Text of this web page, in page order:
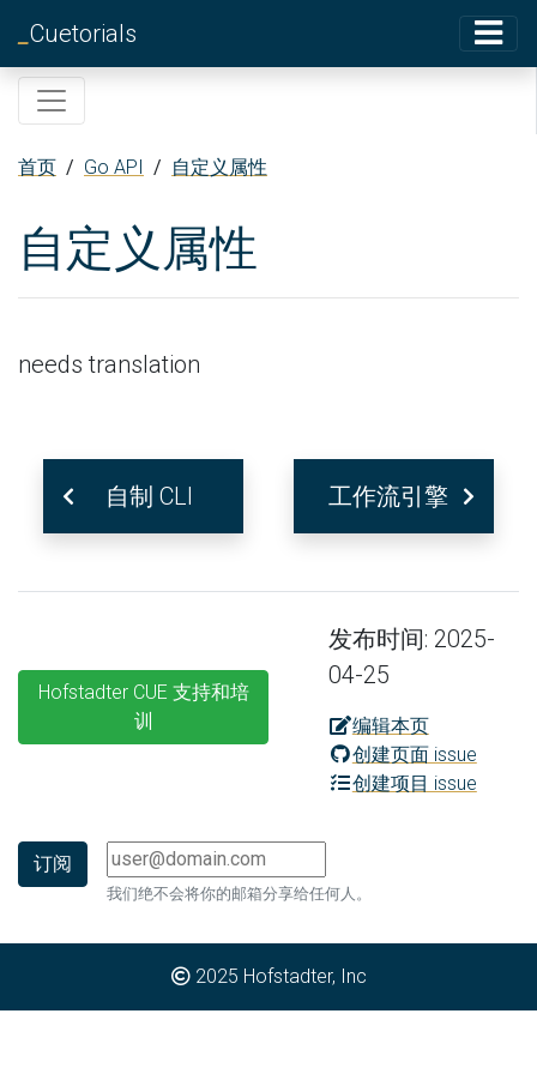
Cuetorials
首页 / Go API / 自定义属性
自定义属性
needs translation
自制 CLI 工作流引擎
Hofstadter CUE 支持和培
训
发布时间: 2025-
04-25
编辑本页
创建页面 issue
创建项目 issue
我们绝不会将你的邮箱分享给任何人。
2025 Hofstadter, Inc